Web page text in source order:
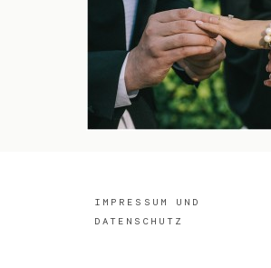
IMPRESSUM UND
DATENSCHUTZ